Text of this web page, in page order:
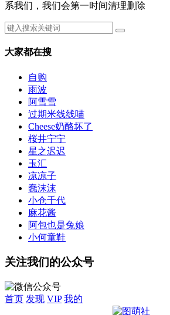
系我们，我们会第一时间清理删除
大家都在搜
自购
雨波
阿雪雪
过期米线线喵
Cheese奶酪坏了
桜井宁宁
星之迟迟
玉汇
凉凉子
蠢沫沫
小仓千代
麻花酱
阿包也是兔娘
小何童鞋
关注我们的公众号
首页 发现 VIP 我的